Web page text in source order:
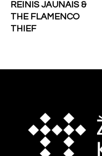
REINIS JAUNAIS &
THE FLAMENCO
THIEF